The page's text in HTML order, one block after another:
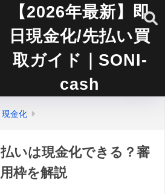
【2026年最新】即
日現金化/先払い買
取ガイド｜SONI-
cash
金化
いは現金化できる？審
枠を解説